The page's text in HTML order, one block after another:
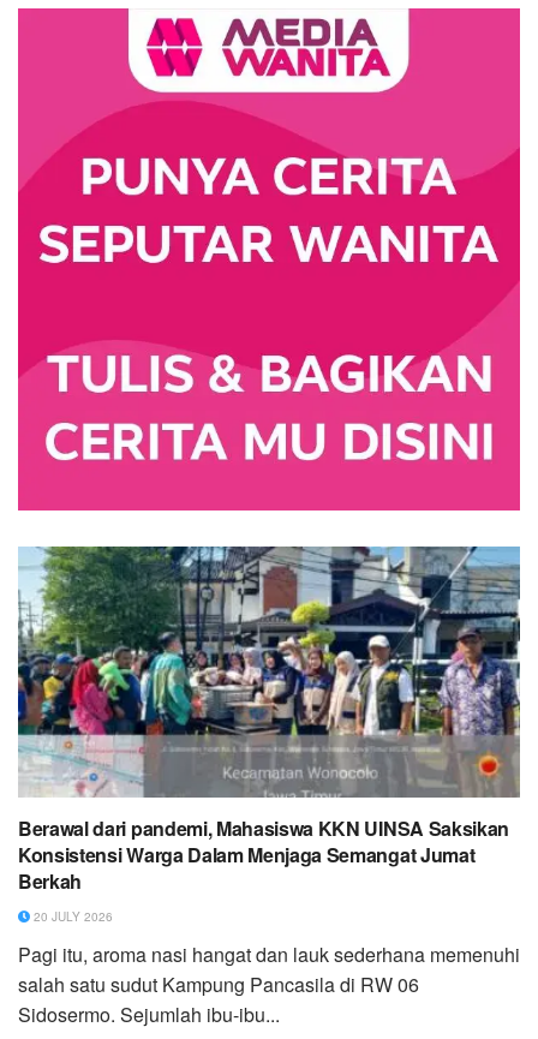
Berawal dari pandemi, Mahasiswa KKN UINSA Saksikan
Konsistensi Warga Dalam Menjaga Semangat Jumat
Berkah
20 JULY 2026
Pagi itu, aroma nasi hangat dan lauk sederhana memenuhi
salah satu sudut Kampung Pancasila di RW 06
Sidosermo. Sejumlah ibu-ibu...